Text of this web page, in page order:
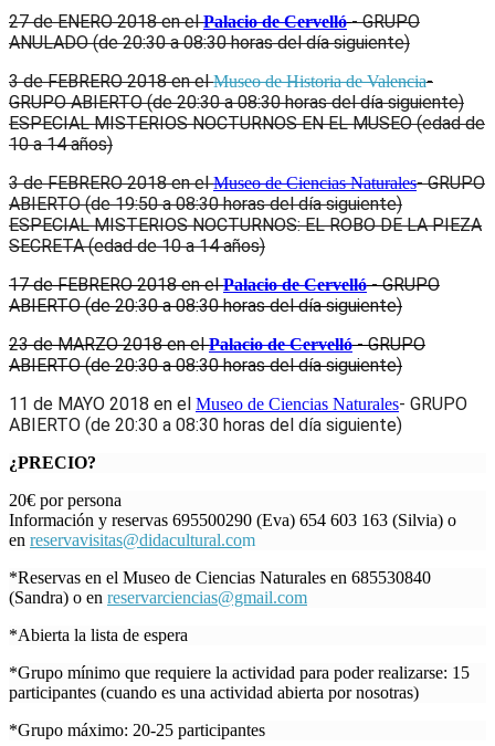
27 deENERO2018en elPalacio de Cervelló - GRUPO
ANULADO (de 20:30 a 08:30 horas del día siguiente)
3 deFEBRERO2018en elMuseo de Historia de Valencia-
GRUPO ABIERTO (de 20:30 a 08:30 horas del día siguiente)
ESPECIAL MISTERIOS NOCTURNOS EN EL MUSEO (edad de
10 a 14 años)
3 deFEBRERO2018en elMuseo de Ciencias Naturales- GRUPO
ABIERTO (de 19:50 a 08:30 horas del día siguiente)
ESPECIAL MISTERIOS NOCTURNOS: EL ROBO DE LA PIEZA
SECRETA (edad de 10 a 14 años)
17 deFEBRERO2018en elPalacio de Cervelló - GRUPO
ABIERTO (de 20:30 a 08:30 horas del día siguiente)
23 de MARZO 2018en elPalacio de Cervelló - GRUPO
ABIERTO (de 20:30 a 08:30 horas del día siguiente)
11 de MAYO 2018 en el Museo de Ciencias Naturales- GRUPO
ABIERTO (de 20:30 a 08:30 horas del día siguiente)
¿PRECIO?
20€ por persona
Información y reservas 695500290 (Eva) 654 603 163 (Silvia) o
en reservavisitas@didacultural.com
*Reservas en el Museo de Ciencias Naturales en 685530840
(Sandra) o en reservarciencias@gmail.com
*Abierta la lista de espera
*Grupo mínimo que requiere la actividad para poder realizarse: 15
participantes (cuando es una actividad abierta por nosotras)
*Grupo máximo: 20-25 participantes